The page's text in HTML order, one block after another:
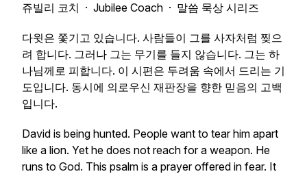
쥬빌리 코치 · Jubilee Coach · 말씀 묵상 시리즈
다윗은 쫓기고 있습니다. 사람들이 그를 사자처럼 찢으
려 합니다. 그러나 그는 무기를 들지 않습니다. 그는 하
나님께로 피합니다. 이 시편은 두려움 속에서 드리는 기
도입니다. 동시에 의로우신 재판장을 향한 믿음의 고백
입니다.
David is being hunted. People want to tear him apart
like a lion. Yet he does not reach for a weapon. He
runs to God. This psalm is a prayer offered in fear. It